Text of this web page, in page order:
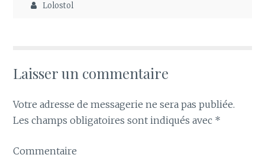
Lolostol
Laisser un commentaire
Votre adresse de messagerie ne sera pas publiée.
Les champs obligatoires sont indiqués avec *
Commentaire